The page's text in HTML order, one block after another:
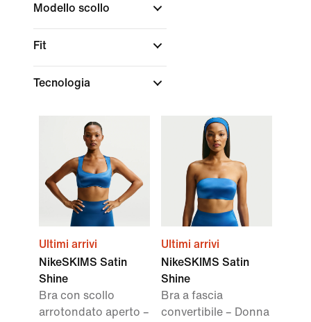
Modello scollo
Fit
Tecnologia
Ultimi arrivi
NikeSKIMS Satin
Shine
Bra con scollo
arrotondato aperto –
Ultimi arrivi
NikeSKIMS Satin
Shine
Bra a fascia
convertibile – Donna